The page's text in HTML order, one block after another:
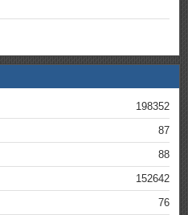
198352
87
88
152642
76